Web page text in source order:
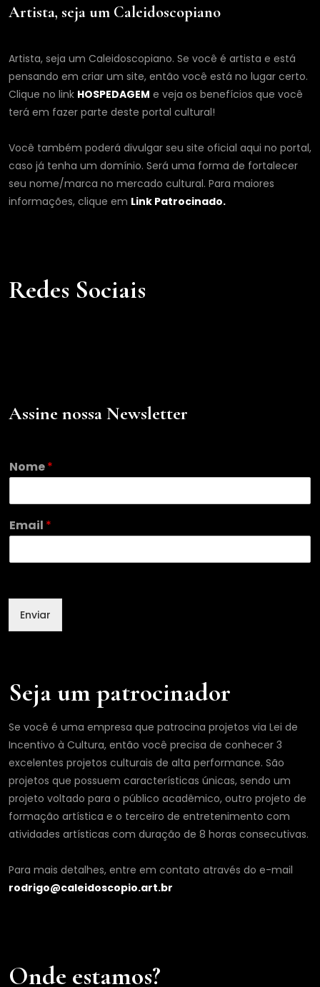
Artista, seja um Caleidoscopiano
Artista, seja um Caleidoscopiano. Se você é artista e está
pensando em criar um site, então você está no lugar certo.
Clique no link HOSPEDAGEM e veja os benefícios que você
terá em fazer parte deste portal cultural!
Você também poderá divulgar seu site oficial aqui no portal,
caso já tenha um domínio. Será uma forma de fortalecer
seu nome/marca no mercado cultural. Para maiores
informações, clique em Link Patrocinado.
Redes Sociais
Assine nossa Newsletter
N
o
e
o
e
Nome*
Email *
Enviar
Seja um patrocinador
Se você é uma empresa que patrocina projetos via Lei de
Incentivo à Cultura, então você precisa de conhecer 3
excelentes projetos culturais de alta performance. São
projetos que possuem características únicas, sendo um
projeto voltado para o público acadêmico, outro projeto de
formação artística e o terceiro de entretenimento com
atividades artísticas com duração de 8 horas consecutivas.
Para mais detalhes, entre em contato através do e-mail
rodrigo@caleidoscopio.art.br
Onde estamos?